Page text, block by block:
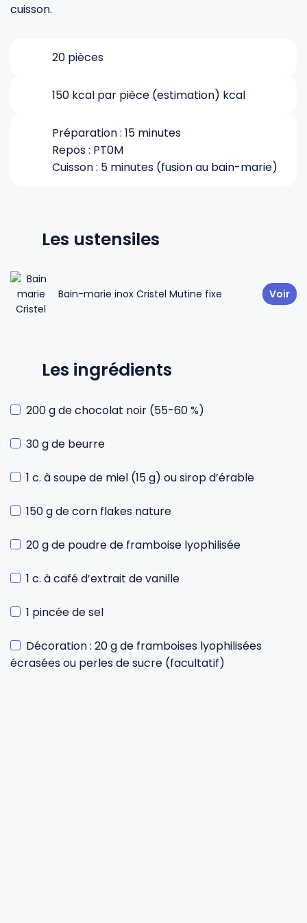
cuisson.
20 pièces
150 kcal par pièce (estimation) kcal
Préparation : 15 minutes
Repos : PT0M
Cuisson : 5 minutes (fusion au bain-marie)
Les ustensiles
Bain-marie inox Cristel Mutine fixe Voir
Les ingrédients
200 g de chocolat noir (55-60 %)
30 g de beurre
1 c. à soupe de miel (15 g) ou sirop d’érable
150 g de corn flakes nature
20 g de poudre de framboise lyophilisée
1 c. à café d’extrait de vanille
1 pincée de sel
Décoration : 20 g de framboises lyophilisées
écrasées ou perles de sucre (facultatif)